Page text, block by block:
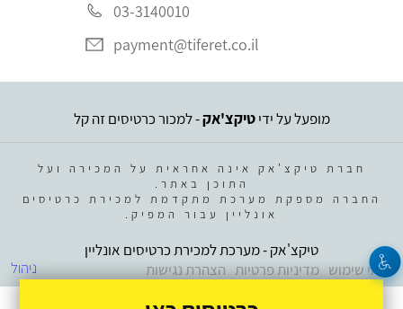
03-3140010
payment@tiferet.co.il
מופעל על ידיטיקצ'אק- למכור כרטיסים זה קל
חברת טיקצ'אק אינה אחראית על המכירה ועל
התוכן באתר.
החברה מספקת מערכת מתקדמת למכירת כרטיסים
אונליין עבור המפיק.
ניהול
טיקצ'אק - מערכת למכירת כרטיסים אונליין
תנאי שימוש מדיניות פרטיות הצהרת נגישות